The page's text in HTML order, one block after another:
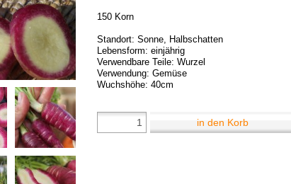
150 Korn
Standort: Sonne, Halbschatten
Lebensform: einjährig
Verwendbare Teile: Wurzel
Verwendung: Gemüse
Wuchshöhe: 40cm
in den Korb